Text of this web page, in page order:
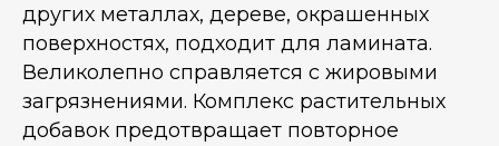
других металлах, дереве, окрашенных
поверхностях, подходит для ламината.
Великолепно справляется с жировыми
загрязнениями. Комплекс растительных
добавок предотвращает повторное